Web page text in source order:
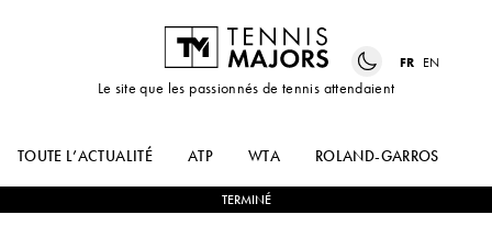
Le site que les passionnés de tennis attendaient
FR EN
TOUTE L’ACTUALITÉ ATP WTA ROLAND-GARROS
TERMINÉ